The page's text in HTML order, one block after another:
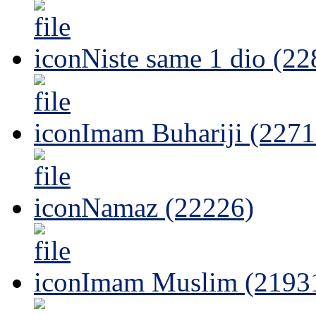
Niste same 1 dio
Imam Buhariji
Namaz (22226)
Imam Muslim